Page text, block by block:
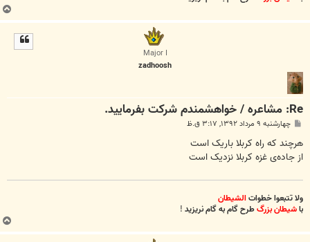
ب
ا
Major I
zadhoosh
Re: مشاعره / خواهشمندم شرکت بفرماييد.
پ
ت
چهارشنبه ۹ مرداد ۱۳۹۲, ۳:۱۷ ق.ظ
هرچند که راه کربلا باریک است
از جاده‌ی غزه کربلا نزدیک است
ولا تتبعوا خطواتالشیطان
باشیطان بزرگطرح گام به گام نریزید!
ب
ا